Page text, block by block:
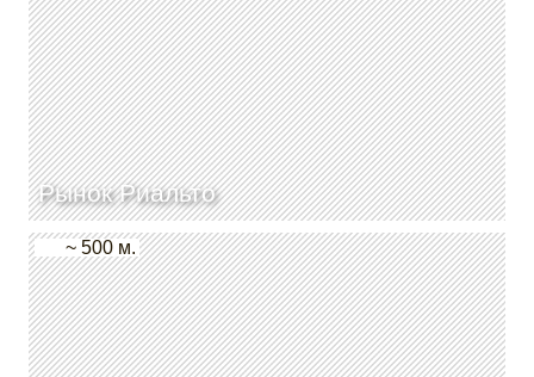
Рынок Риальто
~ 500 м.